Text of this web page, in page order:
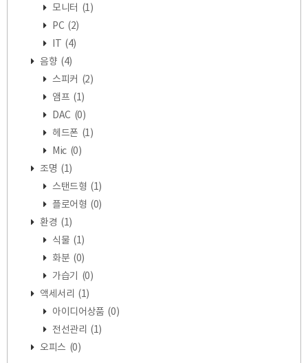
모니터 (1)
PC (2)
IT (4)
음향 (4)
스피커 (2)
앰프 (1)
DAC (0)
헤드폰 (1)
Mic (0)
조명 (1)
스탠드형 (1)
플로어형 (0)
환경 (1)
식물 (1)
화분 (0)
가습기
(0)
액세서리 (1)
아이디어상품 (0)
전선관리 (1)
오피스 (0)